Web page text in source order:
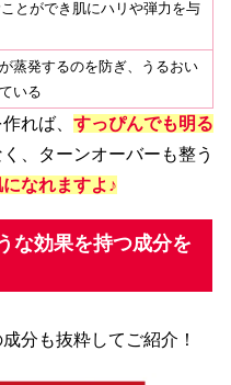
とができ肌にハリや弾力を与
蒸発するのを防ぎ、うるおい
いる
れば、 すっぴんでも明る
、ターンオーバーも整う
なれますよ♪
な効果を持つ成分を
分も抜粋してご紹介！